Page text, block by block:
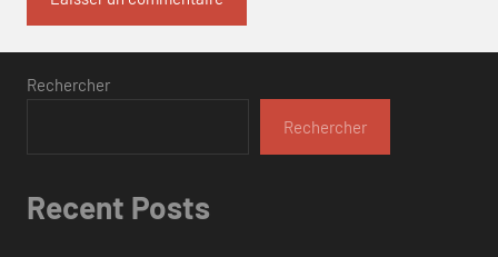
Rechercher
Rechercher
Recent Posts